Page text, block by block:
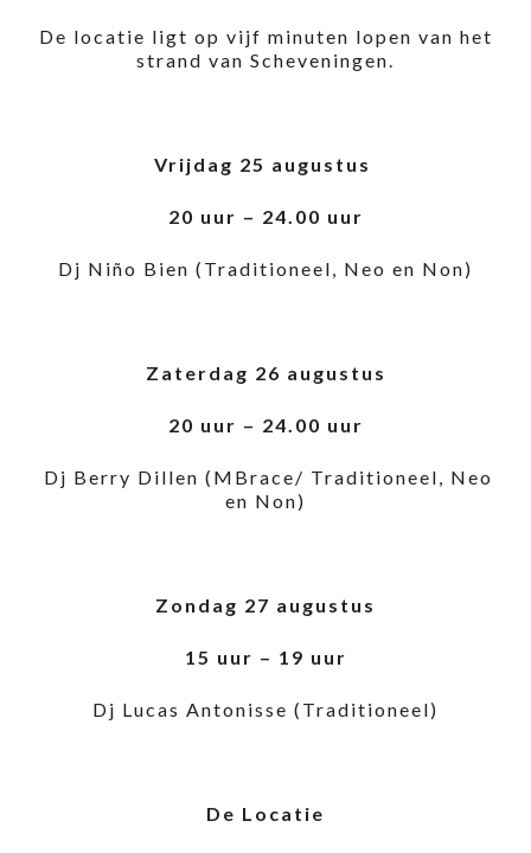
De locatie ligt op vijf minuten lopen van het
strand van Scheveningen.
Vrijdag 25 augustus
20 uur – 24.00 uur
Dj Niño Bien (Traditioneel, Neo en Non)
Zaterdag 26 augustus
20 uur – 24.00 uur
Dj Berry Dillen (MBrace/ Traditioneel, Neo
en Non)
Zondag 27 augustus
15 uur – 19 uur
Dj Lucas Antonisse (Traditioneel)
De Locatie